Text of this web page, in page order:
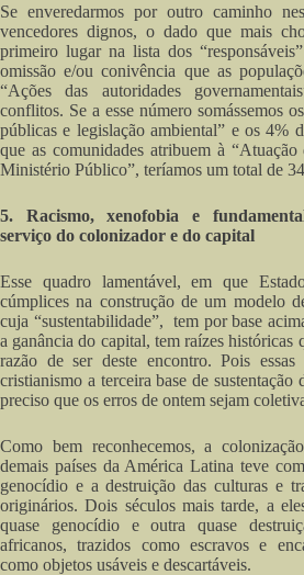
Se enveredarmos por outro caminho
vencedores dignos, o dado que mais
primeiro lugar na lista dos
omissão e/ou conivência que as
“Ações das autoridades
conflitos. Se a esse número somássemos
públicas e legislação ambiental” e os 4%
que as comunidades atribuem à
Ministério Público”, teríamos um total de
5. Racismo, xenofobia e
serviço do colonizador e do capital
Esse quadro lamentável, em que
cúmplices na construção de um modelo
cuja “sustentabilidade”, tem por base
a ganância do capital, tem raízes históricas
razão de ser deste encontro. Pois
cristianismo a terceira base de sustentação
preciso que os erros de ontem sejam
Como bem reconhecemos, a
demais países da América Latina teve
genocídio e a destruição das culturas e
originários. Dois séculos mais tarde, a
quase genocídio e outra quase
africanos, trazidos como escravos e
como objetos usáveis e descartáveis.